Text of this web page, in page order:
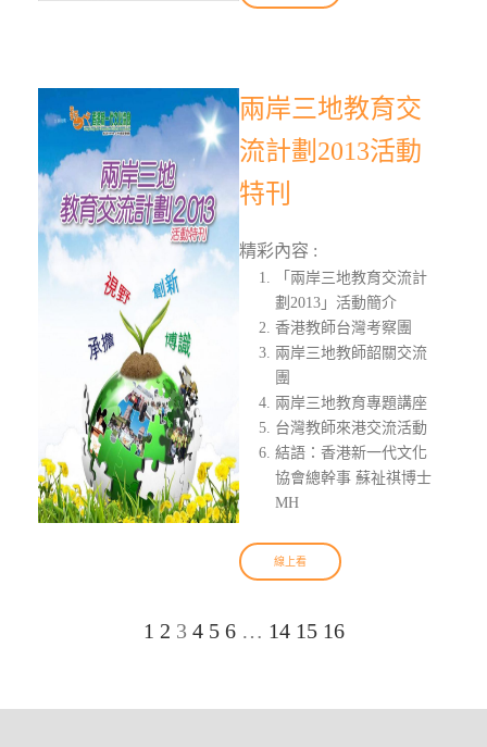
兩岸三地教育交
流計劃2013活動
特刊
精彩內容 :
「兩岸三地教育交流計
劃2013」活動簡介
香港教師台灣考察團
兩岸三地教師韶關交流
團
兩岸三地教育專題講座
台灣教師來港交流活動
結語：香港新一代文化
協會總幹事 蘇祉祺博士
MH
線上看
1 2 3 4 5 6 … 14 15 16